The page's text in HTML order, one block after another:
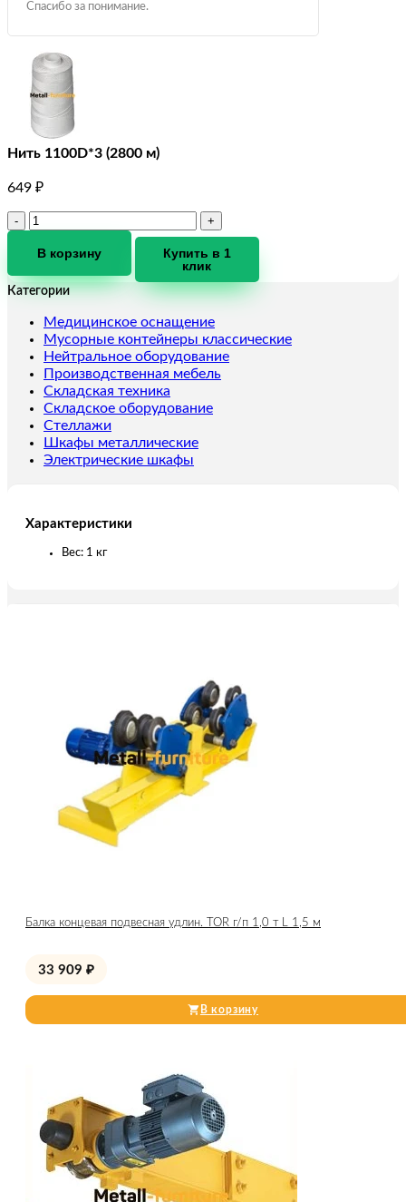
Спасибо за понимание.
Нить 1100D*3 (2800 м)
649 ₽
Количество
Нить
(2800
В корзину
Купить в 1
клик
Категории
Медицинское оснащение
Мусорные контейнеры классические
Нейтральное оборудование
Производственная мебель
Складская техника
Складское оборудование
Стеллажи
Шкафы металлические
Электрические шкафы
Характеристики
Вес: 1 кг
Балка концевая подвесная удлин. TOR г/п 1,0 т L 1,5 м
33 909 ₽
В корзину